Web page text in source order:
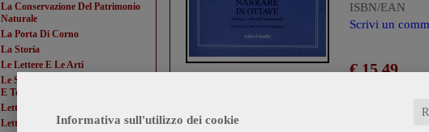
Informativa sull'utilizzo dei cookie
La Conservazione Del Patrimonio
Naturale
La Porta Di Corno
La Storia
Le Lettere E Le Arti
Le Scienze E La Diffusione Scientifica
E Tecn
Letteratura Americana
Letture Varie
ISBN/EAN
Scrivi un
€ 15,49